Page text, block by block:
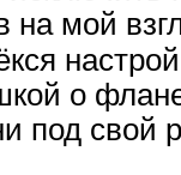
на мой
о
под свой